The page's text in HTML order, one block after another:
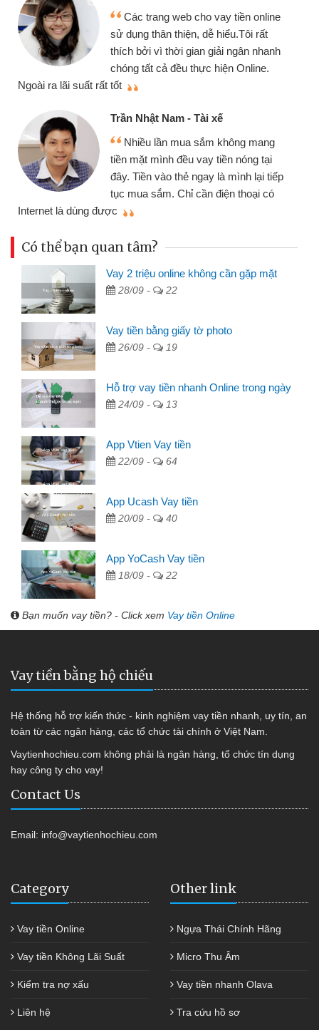
Các trang web cho vay tiền online
sử dụng thân thiện, dễ hiểu.Tôi rất
thích bởi vì thời gian giải ngân nhanh
chóng tất cả đều thực hiện Online.
ra lãi suất rất tốt
Trần Nhật Nam - Tài xế
Nhiều lần mua sắm không mang
tiền mặt mình đều vay tiền nóng tại
đây. Tiền vào thẻ ngay là mình lại tiếp
tục mua sắm. Chỉ cần điện thoại có
là dùng được
Có thể bạn quan tâm?
Vay 2 triệu online không cần gặp mặt
28/09 - 22
Vay tiền bằng giấy tờ photo
26/09 - 19
Hỗ trợ vay tiền nhanh Online trong ngày
24/09 - 13
App Vtien Vay tiền
22/09 - 64
App Ucash Vay tiền
20/09 - 40
App YoCash Vay tiền
18/09 - 22
Bạn muốn vay tiền? - Click xem Vay tiền Online
Vay tiền bằng hộ chiếu
Hệ thống hỗ trợ kiến thức - kinh nghiệm vay tiền nhanh, uy tín, an
toàn từ các ngân hàng, các tổ chức tài chính ở Việt Nam.
Vaytienhochieu.com không phải là ngân hàng, tổ chức tín dụng
hay công ty cho vay!
Contact Us
Email: info@vaytienhochieu.com
Category
Vay tiền Online
Vay tiền Không Lãi Suất
Kiểm tra nợ xấu
Liên hệ
Other link
Ngựa Thái Chính Hãng
Micro Thu Âm
Vay tiền nhanh Olava
Tra cứu hồ sơ